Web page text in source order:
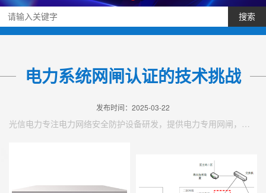
搜索
电力系统网闸认证的技术挑战
发布时间：2025-03-22
光信电力专注电力网络安全防护设备研发，提供电力专用网闸，电力系统网闸认证的技术挑战等产品。电力网络安全设备一站式解决方案提供商，7*24小时技术支持。